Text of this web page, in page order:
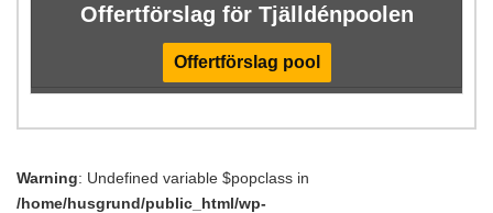
Offertförslag för Tjälldénpoolen
Offertförslag pool
Warning: Undefined variable $popclass in
/home/husgrund/public_html/wp-